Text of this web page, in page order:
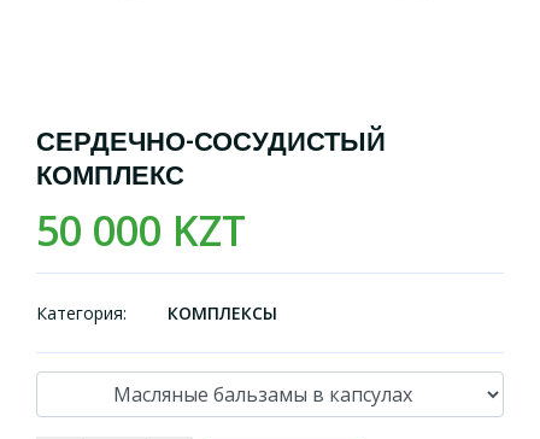
СЕРДЕЧНО-СОСУДИСТЫЙ
КОМПЛЕКС
50 000 KZT
Категория: КОМПЛЕКСЫ